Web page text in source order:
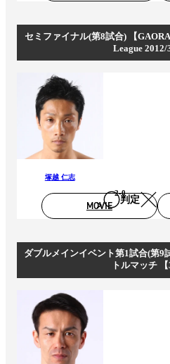
セミファイナル(第8試合) 【
League 2012/
塚越 仁志
判定
2-0
MOVIE
ダブルメインイベント第1試合(第9
トルマッチ 【